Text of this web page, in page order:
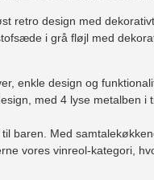
retro design med
i grå fløjl med
enkle design og
med 4 lyse metalben
baren. Med
vores vinreol-kategori,